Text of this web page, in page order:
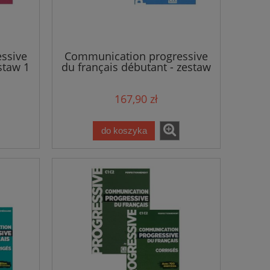
1
Communication progressive
du français débutant - zestaw
167,90 zł
do koszyka